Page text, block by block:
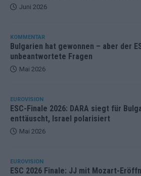
Juni 2026
KOMMENTAR
Bulgarien hat gewonnen – aber der
unbeantwortete Fragen
Mai 2026
EUROVISION
ESC-Finale 2026: DARA siegt für
enttäuscht, Israel polarisiert
Mai 2026
EUROVISION
ESC 2026 Finale: JJ mit Mozart-